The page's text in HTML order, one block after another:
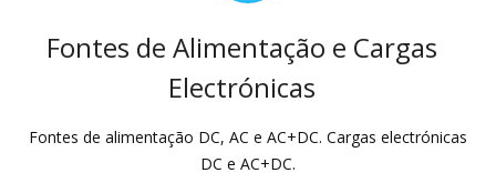
Fontes de Alimentação e Cargas
Electrónicas
Fontes de alimentação DC, AC e AC+DC. Cargas electrónicas
DC e AC+DC.